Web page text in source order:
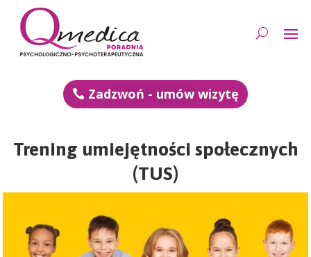
Zadzwoń - umów wizytę
Trening umiejętności społecznych
(TUS)